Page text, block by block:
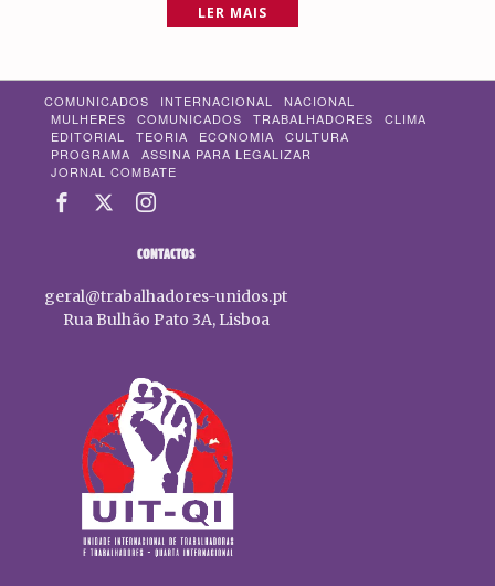
LER MAIS
COMUNICADOS INTERNACIONAL
NACIONAL
MULHERES
COMUNICADOS TRABALHADORES
CLIMA
EDITORIAL
TEORIA ECONOMIA
CULTURA
PROGRAMA
ASSINA PARA LEGALIZAR
JORNAL COMBATE
CONTACTOS
geral@trabalhadores-unidos.pt
Rua Bulhão Pato 3A, Lisboa